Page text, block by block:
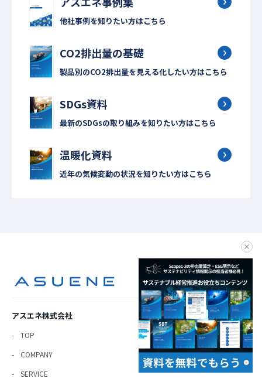
他社事例を知りたい方はこちら
CO2排出量の基礎
製品別のCO2排出量を見える化したい方はこちら
SDGs資料
最新のSDGsの取り組みを知りたい方はこちら
温暖化資料
近年の気候変動の状況を知りたい方はこちら
アスエネ株式会社
TOP
COMPANY
SERVICE